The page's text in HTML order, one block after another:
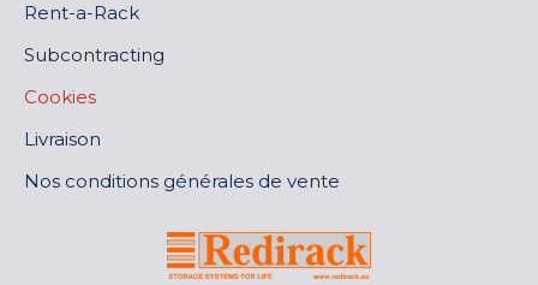
Rent-a-Rack
Subcontracting
Cookies
Livraison
Nos conditions générales de vente